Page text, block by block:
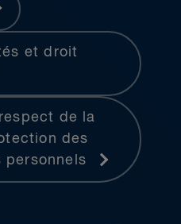
et droit
de la
des
personnels